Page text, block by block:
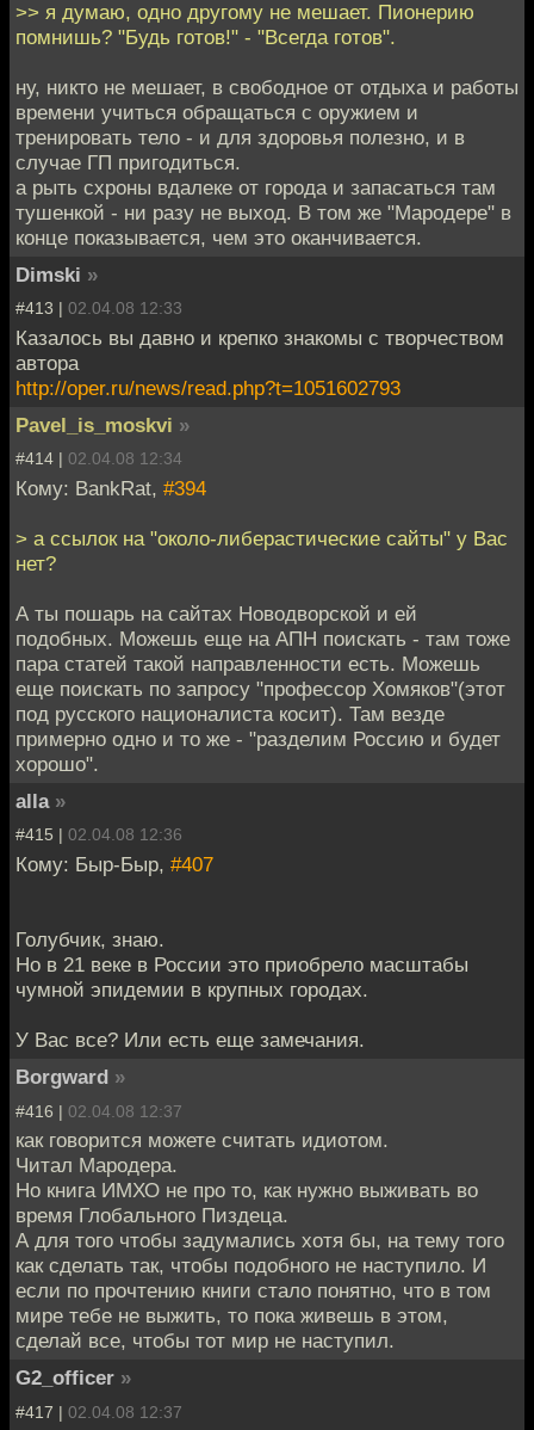
>> я думаю, одно другому не мешает. Пионерию
помнишь? "Будь готов!" - "Всегда готов".
ну, никто не мешает, в свободное от отдыха и работы
времени учиться обращаться с оружием и
тренировать тело - и для здоровья полезно, и в
случае ГП пригодиться.
а рыть схроны вдалеке от города и запасаться там
тушенкой - ни разу не выход. В том же "Мародере" в
конце показывается, чем это оканчивается.
Dimski »
#413 | 02.04.08 12:33
Казалось вы давно и крепко знакомы с творчеством
автора
http://oper.ru/news/read.php?t=1051602793
Pavel_is_moskvi »
#414 | 02.04.08 12:34
Кому: BankRat, #394
> а ссылок на "около-либерастические сайты" у Вас
нет?
А ты пошарь на сайтах Новодворской и ей
подобных. Можешь еще на АПН поискать - там тоже
пара статей такой направленности есть. Можешь
еще поискать по запросу "профессор Хомяков"(этот
под русского националиста косит). Там везде
примерно одно и то же - "разделим Россию и будет
хорошо".
alla »
#415 | 02.04.08 12:36
Кому: Быр-Быр, #407
Голубчик, знаю.
Но в 21 веке в России это приобрело масштабы
чумной эпидемии в крупных городах.
У Вас все? Или есть еще замечания.
Borgward »
#416 | 02.04.08 12:37
как говорится можете считать идиотом.
Читал Мародера.
Но книга ИМХО не про то, как нужно выживать во
время Глобального Пиздеца.
А для того чтобы задумались хотя бы, на тему того
как сделать так, чтобы подобного не наступило. И
если по прочтению книги стало понятно, что в том
мире тебе не выжить, то пока живешь в этом,
сделай все, чтобы тот мир не наступил.
G2_officer »
#417 | 02.04.08 12:37